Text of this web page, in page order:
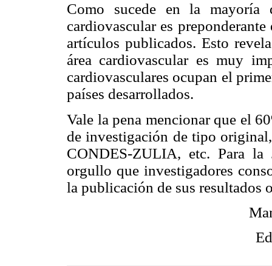
Como sucede en la mayoría
cardiovascular es
artículos publicados. Esto
área cardiovascular es muy
cardiovasculares ocupan el
países desarrollados.
Vale la pena mencionar que el
de investigación de tipo
CONDES-ZULIA, etc. Para
orgullo que investigadores
la publicación de sus resultados